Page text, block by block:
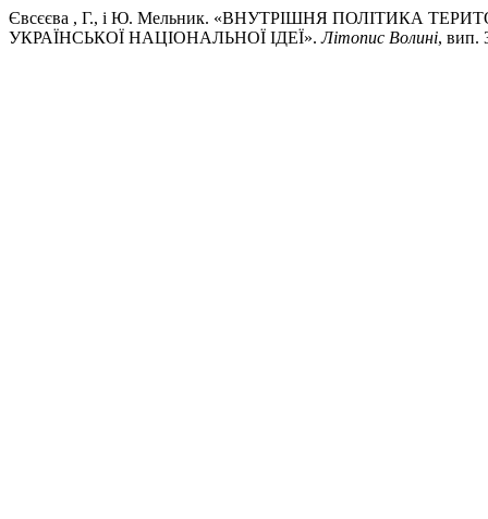
Євсєєва , Г., і Ю. Мельник. «ВНУТРІШНЯ ПОЛІТИКА
УКРАЇНСЬКОЇ НАЦІОНАЛЬНОЇ ІДЕЇ».Літопис Волині, вип.